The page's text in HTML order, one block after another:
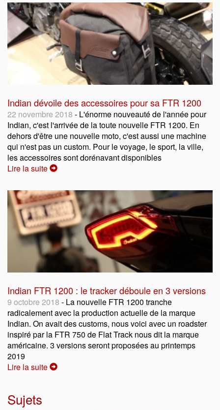
Indian dévoile des accessoires pour sa FTR 1200
22 novembre 2018 - L'énorme nouveauté de l'année pour
Indian, c'est l'arrivée de la toute nouvelle FTR 1200. En
dehors d'être une nouvelle moto, c'est aussi une machine
qui n'est pas un custom. Pour le voyage, le sport, la ville,
les accessoires sont dorénavant disponibles
Lire la suite
Indian FTR 1200 : le tracker déboule en 3 versions
9 octobre 2018 - La nouvelle FTR 1200 tranche
radicalement avec la production actuelle de la marque
Indian. On avait des customs, nous voici avec un roadster
inspiré par la FTR 750 de Flat Track nous dit la marque
américaine. 3 versions seront proposées au printemps
2019
Lire la suite
Sujets